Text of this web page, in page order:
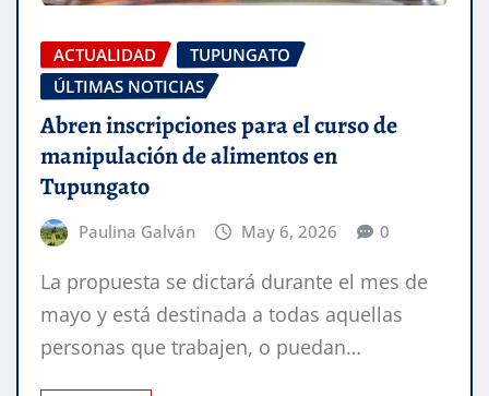
ACTUALIDAD
TUPUNGATO
ÚLTIMAS NOTICIAS
Abren inscripciones para el curso de
manipulación de alimentos en
Tupungato
Paulina Galván May 6, 2026 0
La propuesta se dictará durante el mes de
mayo y está destinada a todas aquellas
personas que trabajen, o puedan…